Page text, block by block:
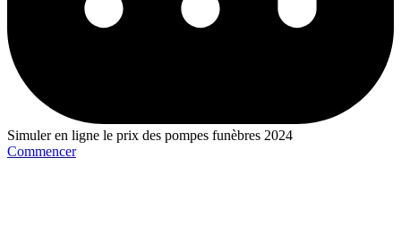
Simuler en ligne le prix des pompes funèbres 2024
Commencer